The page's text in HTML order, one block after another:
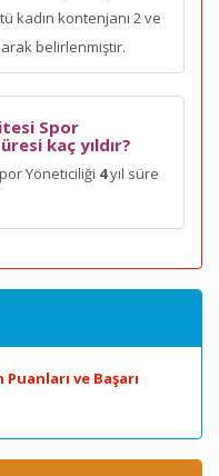
kadın kontenjanı 2 ve
belirlenmiştir.
Spor
kaç yıldır?
Yöneticiliği 4yıl süre
ve Başarı